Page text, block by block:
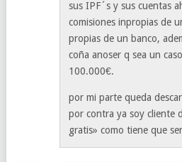
sus IPF´s y sus cuentas
comisiones inpropias de
propias de un banco,
coña anoser q sea un
100.000€.
por mi parte queda
por contra ya soy cliente
gratis» como tiene que